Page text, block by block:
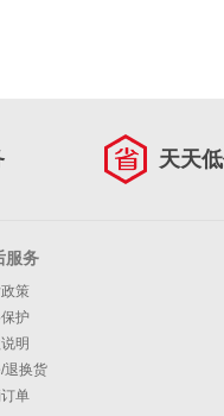
天天
服务
策
护
明
退换货
单